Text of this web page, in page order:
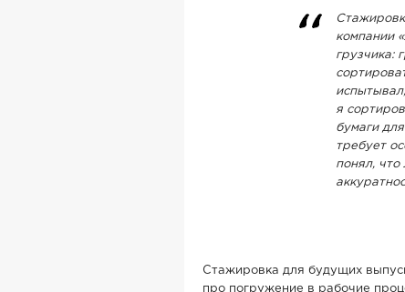
компании
грузчика:
я
бумаги
требует
понял, что
Стажировка для будущих
про погружение в рабочие